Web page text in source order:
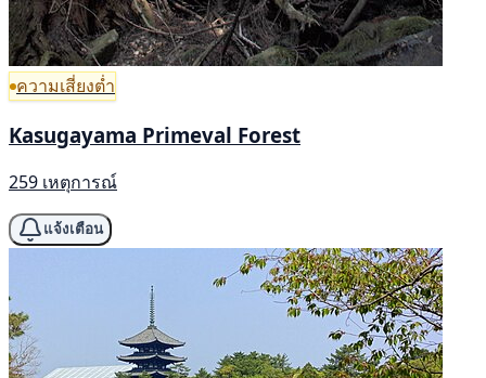
ความเสี่ยงต่ำ
Kasugayama Primeval Forest
259 เหตุการณ์
แจ้งเตือน